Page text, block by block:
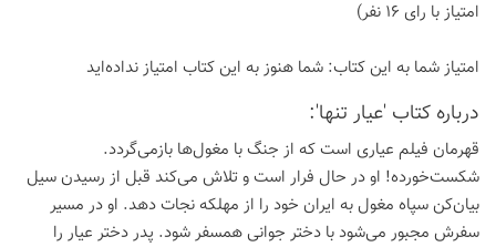
امتیاز با رای 16 نفر)
امتیاز شما به این كتاب: شما هنوز به این كتاب امتیاز نداده‌اید
درباره كتاب 'عیار تنها':
قهرمان فیلم عیاری است که از جنگ با مغول‌ها بازمی‌گردد.
شکست‌خورده! او در حال فرار است و تلاش می‌کند قبل از رسیدن سیل
بیان‌کن سپاه مغول به ایران خود را از مهلکه نجات دهد. او در مسیر
سفرش مجبور می‌شود با دختر جوانی همسفر شود. پدر دختر عیار را